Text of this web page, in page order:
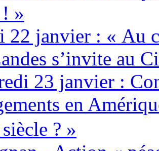
»
22 janvier : « Au
s’invite au
23 janvier :
en
siècle ? »